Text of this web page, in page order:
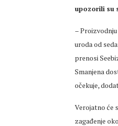
upozorili su
–
uroda od
prenosi
Smanjena
očekuje,
Verojatno će
zagađenje